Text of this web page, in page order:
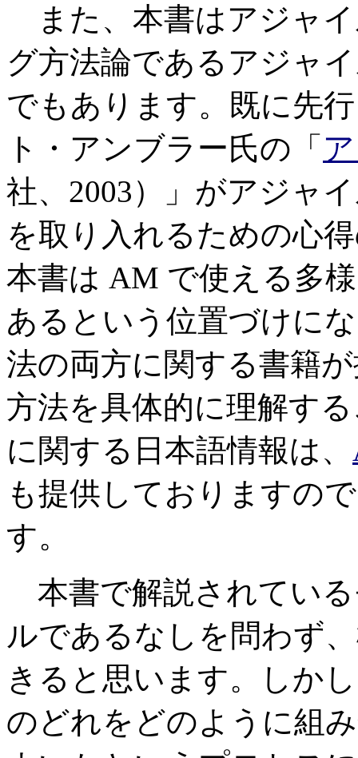
また、本書はアジャ
グ方法論であるアジャ
でもあります。既に先
ト・アンブラー氏の「
社、2003）」がアジャ
を取り入れるための心
本書は AM で使える多
あるという位置づけに
法の両方に関する書籍
方法を具体的に理解す
に関する日本語情報は、
も提供しておりますの
す。
本書で解説されてい
ルであるなしを問わず
きると思います。しか
のどれをどのように組